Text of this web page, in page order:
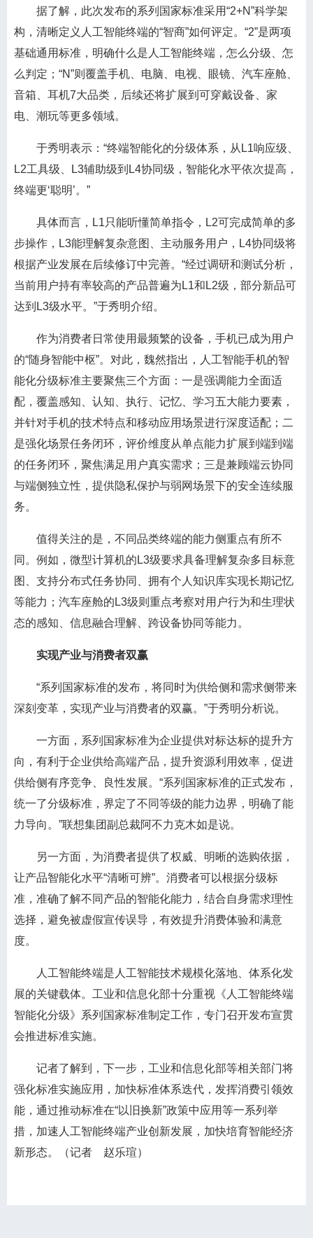
据了解，此次发布的系列国家标准采用“2+N”科学架
构，清晰定义人工智能终端的“智商”如何评定。“2”是两项
基础通用标准，明确什么是人工智能终端，怎么分级、怎
么判定；“N”则覆盖手机、电脑、电视、眼镜、汽车座舱、
音箱、耳机7大品类，后续还将扩展到可穿戴设备、家
电、潮玩等更多领域。
于秀明表示：“终端智能化的分级体系，从L1响应级、
L2工具级、L3辅助级到L4协同级，智能化水平依次提高，
终端更‘聪明’。”
具体而言，L1只能听懂简单指令，L2可完成简单的多
步操作，L3能理解复杂意图、主动服务用户，L4协同级将
根据产业发展在后续修订中完善。“经过调研和测试分析，
当前用户持有率较高的产品普遍为L1和L2级，部分新品可
达到L3级水平。”于秀明介绍。
作为消费者日常使用最频繁的设备，手机已成为用户
的“随身智能中枢”。对此，魏然指出，人工智能手机的智
能化分级标准主要聚焦三个方面：一是强调能力全面适
配，覆盖感知、认知、执行、记忆、学习五大能力要素，
并针对手机的技术特点和移动应用场景进行深度适配；二
是强化场景任务闭环，评价维度从单点能力扩展到端到端
的任务闭环，聚焦满足用户真实需求；三是兼顾端云协同
与端侧独立性，提供隐私保护与弱网场景下的安全连续服
务。
值得关注的是，不同品类终端的能力侧重点有所不
同。例如，微型计算机的L3级要求具备理解复杂多目标意
图、支持分布式任务协同、拥有个人知识库实现长期记忆
等能力；汽车座舱的L3级则重点考察对用户行为和生理状
态的感知、信息融合理解、跨设备协同等能力。
实现产业与消费者双赢
“系列国家标准的发布，将同时为供给侧和需求侧带来
深刻变革，实现产业与消费者的双赢。”于秀明分析说。
一方面，系列国家标准为企业提供对标达标的提升方
向，有利于企业供给高端产品，提升资源利用效率，促进
供给侧有序竞争、良性发展。“系列国家标准的正式发布，
统一了分级标准，界定了不同等级的能力边界，明确了能
力导向。”联想集团副总裁阿不力克木如是说。
另一方面，为消费者提供了权威、明晰的选购依据，
让产品智能化水平“清晰可辨”。消费者可以根据分级标
准，准确了解不同产品的智能化能力，结合自身需求理性
选择，避免被虚假宣传误导，有效提升消费体验和满意
度。
人工智能终端是人工智能技术规模化落地、体系化发
展的关键载体。工业和信息化部十分重视《人工智能终端
智能化分级》系列国家标准制定工作，专门召开发布宣贯
会推进标准实施。
记者了解到，下一步，工业和信息化部等相关部门将
强化标准实施应用，加快标准体系迭代，发挥消费引领效
能，通过推动标准在“以旧换新”政策中应用等一系列举
措，加速人工智能终端产业创新发展，加快培育智能经济
新形态。（记者 赵乐瑄）